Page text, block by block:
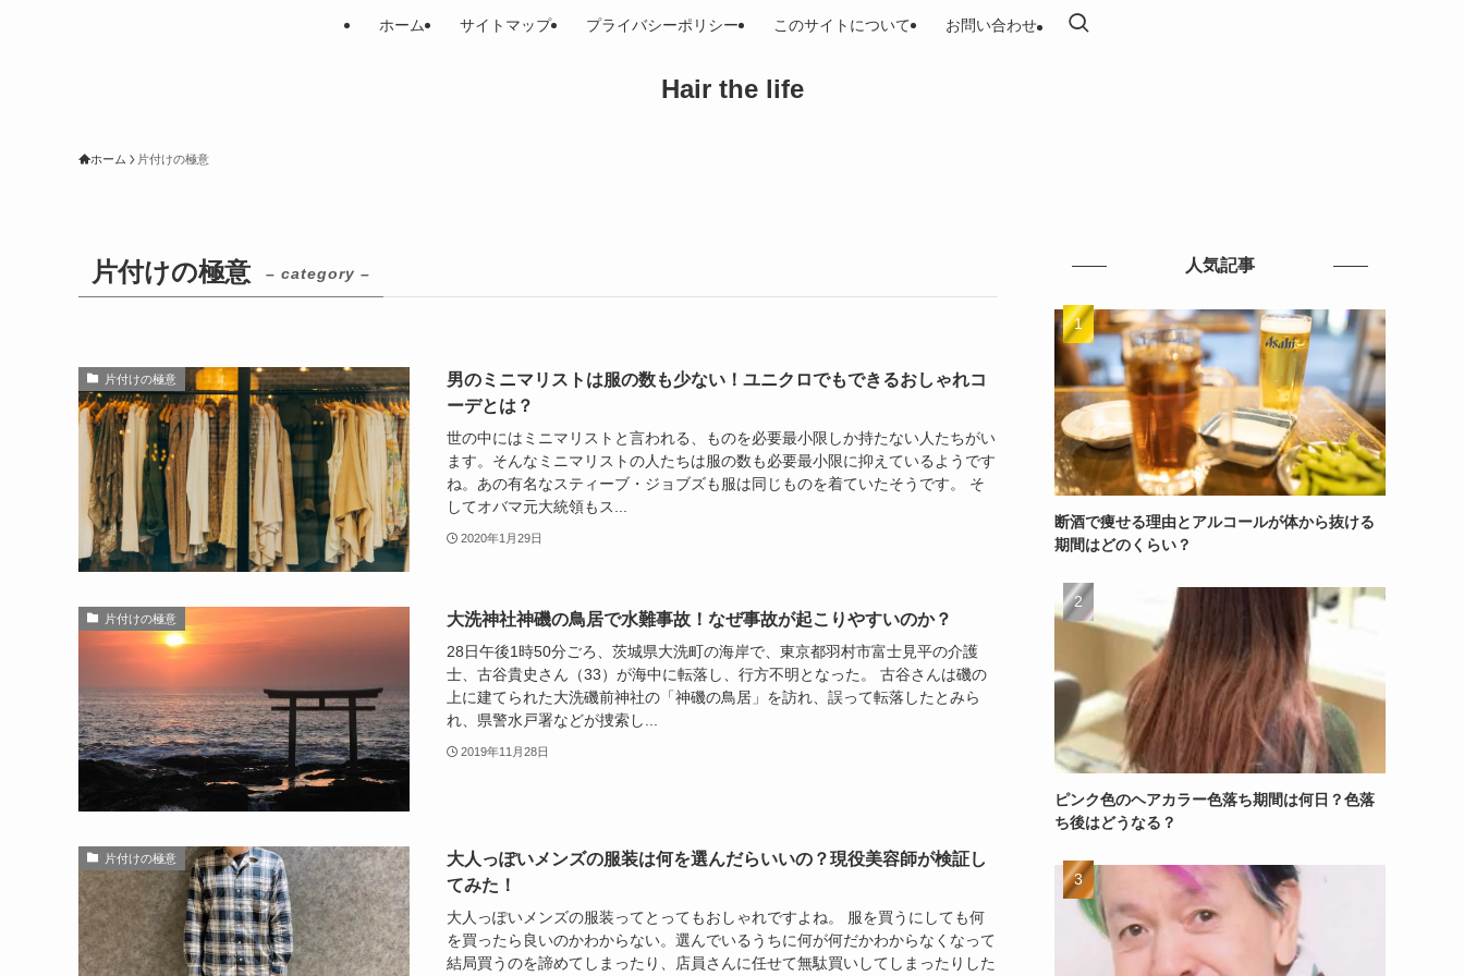
Hair the life
ホーム サイトマップ プライバシーポリシー このサイトについて お問い合わせ
ホーム 片付けの極意
片付けの極意 – category –
片付けの極意
男のミニマリストは服の数も少ない！ユニクロでもできるおしゃれコ
ーデとは？
世の中にはミニマリストと言われる、ものを必要最小限しか持たない人たちがい
ます。そんなミニマリストの人たちは服の数も必要最小限に抑えているようです
ね。あの有名なスティーブ・ジョブズも服は同じものを着ていたそうです。 そ
してオバマ元大統領もス...
2020年1月29日
片付けの極意 大洗神社神磯の鳥居で水難事故！なぜ事故が起こりやすいのか？
28日午後1時50分ごろ、茨城県大洗町の海岸で、東京都羽村市富士見平の介護
士、古谷貴史さん（33）が海中に転落し、行方不明となった。 古谷さんは磯の
上に建てられた大洗磯前神社の「神磯の鳥居」を訪れ、誤って転落したとみら
れ、県警水戸署などが捜索し...
2019年11月28日
片付けの極意
大人っぽいメンズの服装は何を選んだらいいの？現役美容師が検証し
てみた！
大人っぽいメンズの服装ってとってもおしゃれですよね。 服を買うにしても何
を買ったら良いのかわからない。選んでいるうちに何が何だかわからなくなって
結局買うのを諦めてしまったり、店員さんに任せて無駄買いしてしまったりした
人気記事
断酒で痩せる理由とアルコールが体から抜ける
期間はどのくらい？
ピンク色のヘアカラー色落ち期間は何日？色落
ち後はどうなる？